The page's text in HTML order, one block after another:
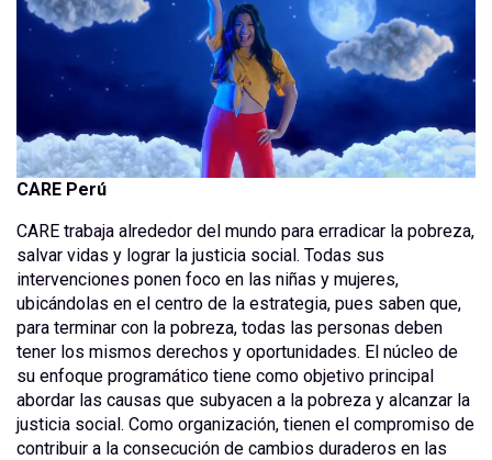
CARE Perú
CARE trabaja alrededor del mundo para erradicar la pobreza,
salvar vidas y lograr la justicia social. Todas sus
intervenciones ponen foco en las niñas y mujeres,
ubicándolas en el centro de la estrategia, pues saben que,
para terminar con la pobreza, todas las personas deben
tener los mismos derechos y oportunidades. El núcleo de
su enfoque programático tiene como objetivo principal
abordar las causas que subyacen a la pobreza y alcanzar la
justicia social. Como organización, tienen el compromiso de
contribuir a la consecución de cambios duraderos en las